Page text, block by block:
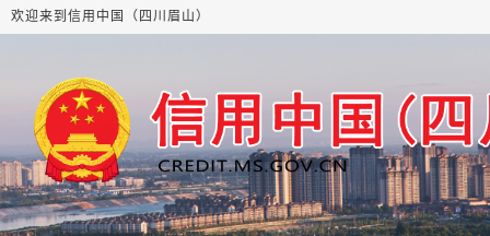
欢迎来到信用中国（四川眉山）